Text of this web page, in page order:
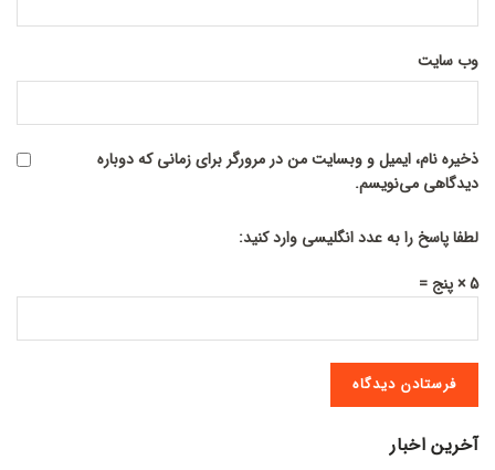
وب‌ سایت
ذخیره نام، ایمیل و وبسایت من در مرورگر برای زمانی که دوباره
دیدگاهی می‌نویسم.
لطفا پاسخ را به عدد انگلیسی وارد کنید:
5 × پنج =
آخرین اخبار